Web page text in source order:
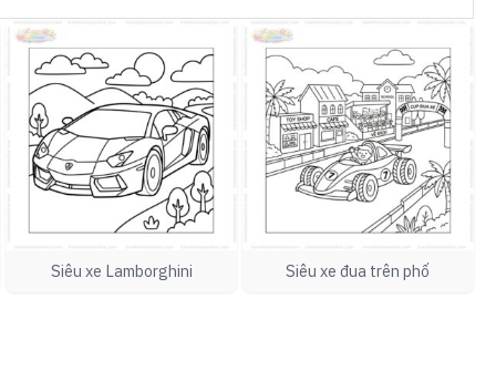
Siêu xe Lamborghini Siêu xe đua trên phố